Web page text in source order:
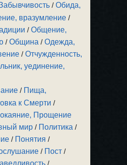
/Обида,
вразумление /
/Общение,
/Община /Одежда,
/Отчужденность,
уединение,
/ Пища,
к Смерти /
Прощение
мир / Политика /
/ Понятия /
/ Пост /
/